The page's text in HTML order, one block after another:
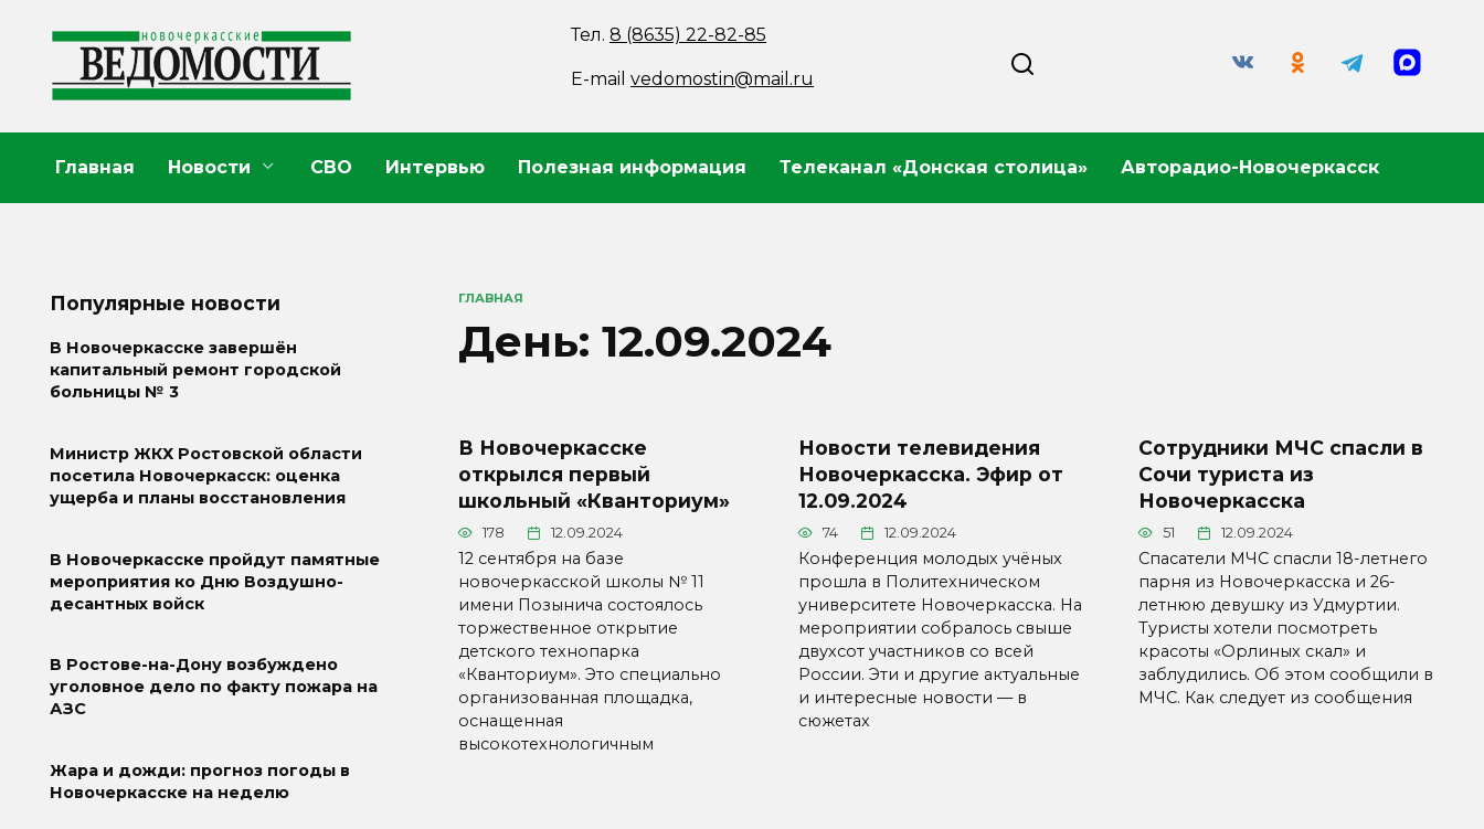
содержанию
Тел.8 (8635) 22-82-85
E-mailvedomostin@mail.ru
Главная Новости СВО Интервью Полезная информация Телеканал «Донская столица» Авторадио-Новочеркасск
ГЛАВНАЯ
День: 12.09.2024
В Новочеркасске
открылся первый
школьный «Кванториум»
178 12.09.2024
12 сентября на базе
новочеркасской школы № 11
имени Позынича состоялось
торжественное открытие
детского технопарка
«Кванториум». Это специально
организованная площадка,
оснащенная
высокотехнологичным
Новости телевидения
Новочеркасска. Эфир от
12.09.2024
74 12.09.2024
Конференция молодых учёных
прошла в Политехническом
университете Новочеркасска. На
мероприятии собралось свыше
двухсот участников со всей
России. Эти и другие актуальные
и интересные новости — в
сюжетах
Сотрудники МЧС спасли в
Сочи туриста из
Новочеркасска
51 12.09.2024
Спасатели МЧС спасли 18-летнего
парня из Новочеркасска и 26-
летнюю девушку из Удмуртии.
Туристы хотели посмотреть
красоты «Орлиных скал» и
заблудились. Об этом сообщили в
МЧС. Как следует из сообщения
Популярные новости
В Новочеркасске завершён
капитальный ремонт городской
больницы № 3
Министр ЖКХ Ростовской области
посетила Новочеркасск: оценка
ущерба и планы восстановления
В Новочеркасске пройдут памятные
мероприятия ко Дню Воздушно-
десантных войск
В Ростове-на-Дону возбуждено
уголовное дело по факту пожара на
АЗС
Жара и дожди: прогноз погоды в
Новочеркасске на неделю